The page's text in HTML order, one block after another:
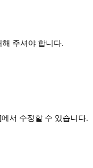
주셔야 합니다.
서 수정할 수 있습니다.